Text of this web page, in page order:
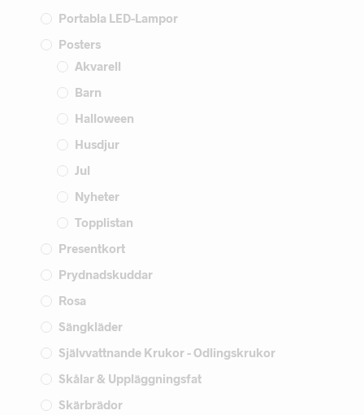
Portabla LED-Lampor
Posters
Akvarell
Barn
Halloween
Husdjur
Jul
Nyheter
Topplistan
Presentkort
Prydnadskuddar
Rosa
Sängkläder
Självvattnande Krukor - Odlingskrukor
Skålar & Uppläggningsfat
Skärbrädor